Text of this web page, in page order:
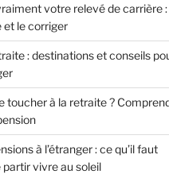
votre relevé de carrière :
et le corriger
: destinations et conseils
toucher à la retraite ?
à l’étranger : ce qu’il faut
vivre au soleil